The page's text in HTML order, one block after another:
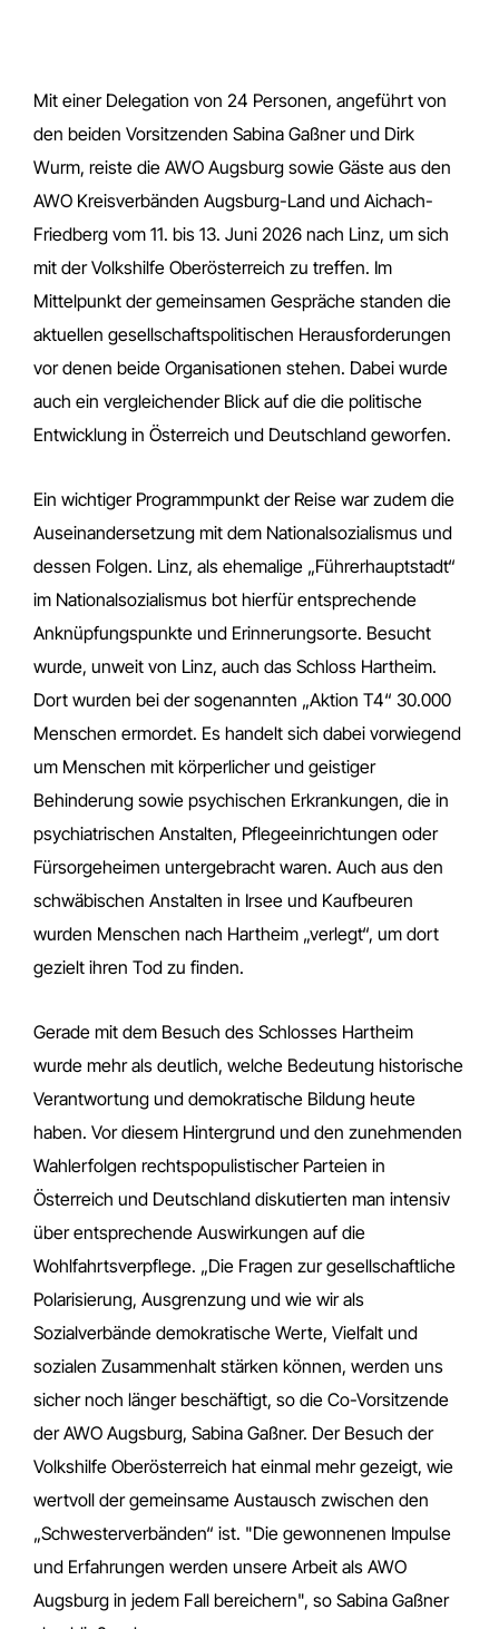
Mit einer Delegation von 24 Personen, angeführt von
den beiden Vorsitzenden Sabina Gaßner und Dirk
Wurm, reiste die AWO Augsburg sowie Gäste aus den
AWO Kreisverbänden Augsburg-Land und Aichach-
Friedberg vom 11. bis 13. Juni 2026 nach Linz, um sich
mit der Volkshilfe Oberösterreich zu treffen. Im
Mittelpunkt der gemeinsamen Gespräche standen die
aktuellen gesellschaftspolitischen Herausforderungen
vor denen beide Organisationen stehen. Dabei wurde
auch ein vergleichender Blick auf die die politische
Entwicklung in Österreich und Deutschland geworfen.
Ein wichtiger Programmpunkt der Reise war zudem die
Auseinandersetzung mit dem Nationalsozialismus und
dessen Folgen. Linz, als ehemalige „Führerhauptstadt“
im Nationalsozialismus bot hierfür entsprechende
Anknüpfungspunkte und Erinnerungsorte. Besucht
wurde, unweit von Linz, auch das Schloss Hartheim.
Dort wurden bei der sogenannten „Aktion T4“ 30.000
Menschen ermordet. Es handelt sich dabei vorwiegend
um Menschen mit körperlicher und geistiger
Behinderung sowie psychischen Erkrankungen, die in
psychiatrischen Anstalten, Pflegeeinrichtungen oder
Fürsorgeheimen untergebracht waren. Auch aus den
schwäbischen Anstalten in Irsee und Kaufbeuren
wurden Menschen nach Hartheim „verlegt“, um dort
gezielt ihren Tod zu finden.
Gerade mit dem Besuch des Schlosses Hartheim
wurde mehr als deutlich, welche Bedeutung historische
Verantwortung und demokratische Bildung heute
haben. Vor diesem Hintergrund und den zunehmenden
Wahlerfolgen rechtspopulistischer Parteien in
Österreich und Deutschland diskutierten man intensiv
über entsprechende Auswirkungen auf die
Wohlfahrtsverpflege. „Die Fragen zur gesellschaftliche
Polarisierung, Ausgrenzung und wie wir als
Sozialverbände demokratische Werte, Vielfalt und
sozialen Zusammenhalt stärken können, werden uns
sicher noch länger beschäftigt, so die Co-Vorsitzende
der AWO Augsburg, Sabina Gaßner. Der Besuch der
Volkshilfe Oberösterreich hat einmal mehr gezeigt, wie
wertvoll der gemeinsame Austausch zwischen den
„Schwesterverbänden“ ist. "Die gewonnenen Impulse
und Erfahrungen werden unsere Arbeit als AWO
Augsburg in jedem Fall bereichern", so Sabina Gaßner